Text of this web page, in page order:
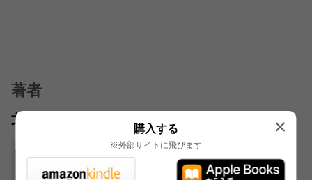
著者
文藝春秋編
購入する
※外部サイトに飛びます